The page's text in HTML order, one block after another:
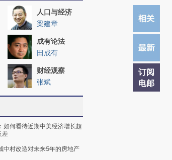
订阅
电邮
人口与经济
梁建章
成有论法
田成有
财经观察
张斌
： 如何看待近期中美经济增长超
差
中村改造对未来5年的房地产